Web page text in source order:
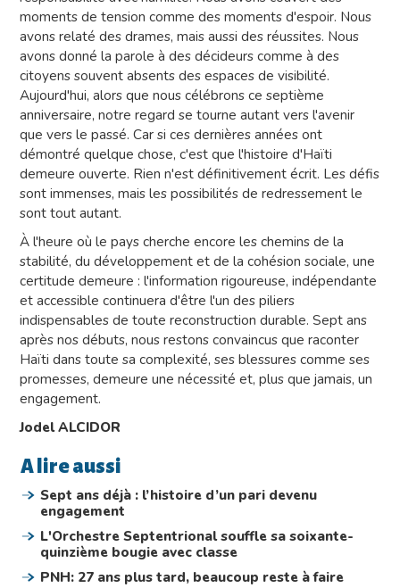
moments de tension comme des moments d'espoir. Nous
avons relaté des drames, mais aussi des réussites. Nous
avons donné la parole à des décideurs comme à des
citoyens souvent absents des espaces de visibilité.
Aujourd'hui, alors que nous célébrons ce septième
anniversaire, notre regard se tourne autant vers l'avenir
que vers le passé. Car si ces dernières années ont
démontré quelque chose, c'est que l'histoire d'Haïti
demeure ouverte. Rien n'est définitivement écrit. Les défis
sont immenses, mais les possibilités de redressement le
sont tout autant.
À l'heure où le pays cherche encore les chemins de la
stabilité, du développement et de la cohésion sociale, une
certitude demeure : l'information rigoureuse, indépendante
et accessible continuera d'être l'un des piliers
indispensables de toute reconstruction durable. Sept ans
après nos débuts, nous restons convaincus que raconter
Haïti dans toute sa complexité, ses blessures comme ses
promesses, demeure une nécessité et, plus que jamais, un
engagement.
Jodel ALCIDOR
A lire aussi
Sept ans déjà : l’histoire d’un pari devenu
engagement
L'Orchestre Septentrional souffle sa soixante-
quinzième bougie avec classe
PNH: 27 ans plus tard, beaucoup reste à faire